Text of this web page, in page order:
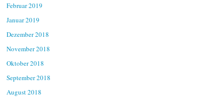
Februar 2019
Januar 2019
Dezember 2018
November 2018
Oktober 2018
September 2018
August 2018